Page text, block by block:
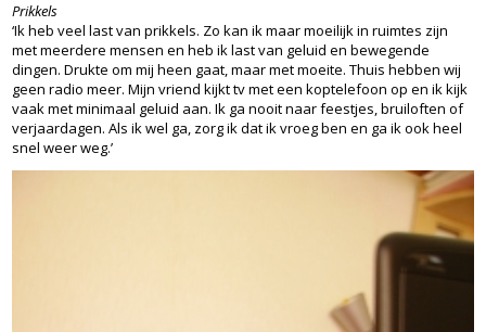
Prikkels
‘Ik heb veel last van prikkels. Zo kan ik maar moeilijk in ruimtes zijn
met meerdere mensen en heb ik last van geluid en bewegende
dingen. Drukte om mij heen gaat, maar met moeite. Thuis hebben wij
geen radio meer. Mijn vriend kijkt tv met een koptelefoon op en ik kijk
vaak met minimaal geluid aan. Ik ga nooit naar feestjes, bruiloften of
verjaardagen. Als ik wel ga, zorg ik dat ik vroeg ben en ga ik ook heel
snel weer weg.’